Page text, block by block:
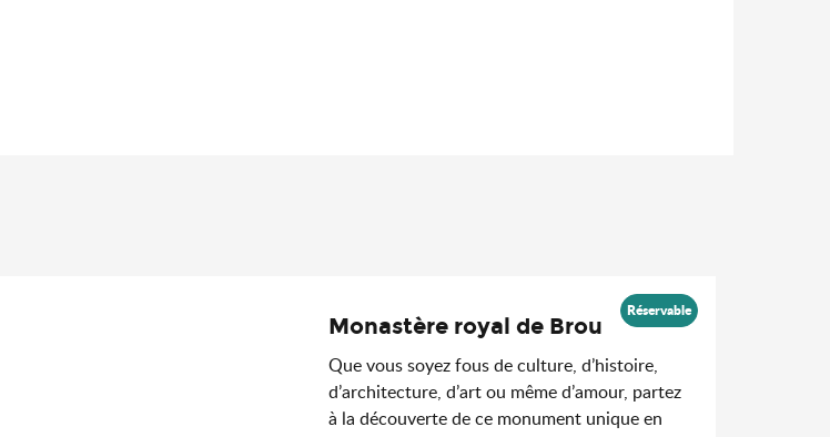
Monastère royal de Brou
Que vous soyez fous de culture, d’histoire,
d’architecture, d’art ou même d’amour, partez
à la découverte de ce monument unique en
Réservable